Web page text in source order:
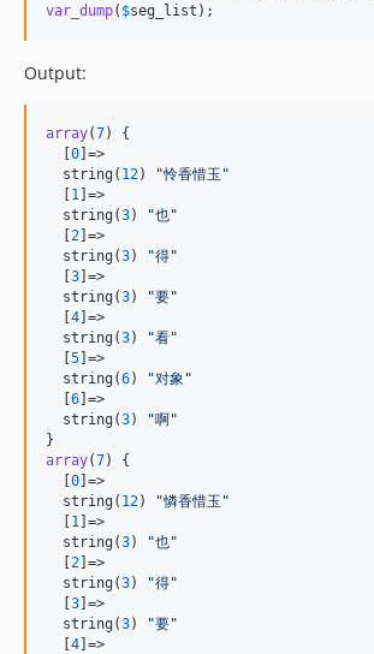
var_dump( $seg_list );
Output:
array(7) {
  [
0]=>
  string(
12) "怜香惜玉 "
  [
1 ]=>
  string(
3) "也"
  [
2]=>
  string(
3) "得"
  [
3]=>
  string(
3) "要"
  [
4]=>
  string(
3) "看"
  [
5]=>
  string(
6) "对象 "
  [
6]=>
  string(
3) "啊"
array(7) {
  [
0]=>
  string(
12) "憐香惜玉 "
  [
1 ]=>
  string(
3) "也"
  [
2]=>
  string(
3) "得"
  [
3]=>
  string(
3) "要"
  [
4]=>